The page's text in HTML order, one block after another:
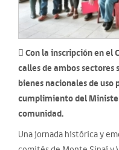
 Con la inscripción en el
calles de ambos
bienes nacionales de
cumplimiento del
comunidad.
Una jornada histórica y